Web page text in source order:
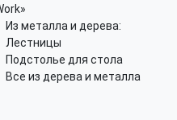
Из металла и дерева:
Лестницы
Подстолье для стола
Все из дерева и металла